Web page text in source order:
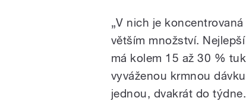
„V nich je
větším množství.
má kolem 15 až 30 %
vyváženou krmnou
jednou, dvakrát do